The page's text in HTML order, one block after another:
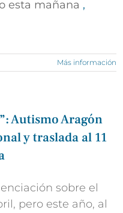
esta mañana ,
Más información
Autismo Aragón
y traslada al 11
sobre el
pero este año, al